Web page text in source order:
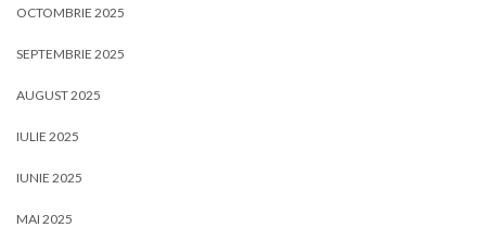
OCTOMBRIE 2025
SEPTEMBRIE 2025
AUGUST 2025
IULIE 2025
IUNIE 2025
MAI 2025